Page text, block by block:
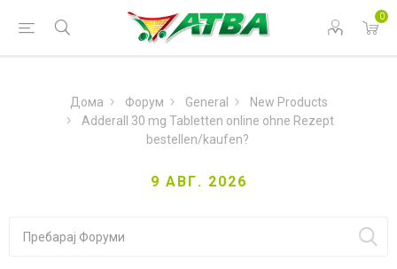
0
Дома Форум General
New Products
Adderall 30 mg Tabletten online ohne Rezept
bestellen/kaufen?
9 АВГ. 2026